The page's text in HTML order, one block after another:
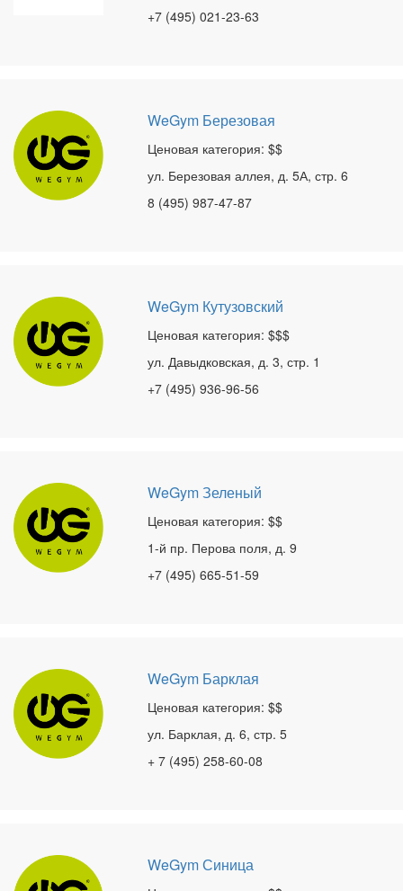
+7 (495) 021-23-63
WeGym Березовая
Ценовая категория: $$
ул. Березовая аллея, д. 5А, стр. 6
8 (495) 987-47-87
WeGym Кутузовский
Ценовая категория: $$$
ул. Давыдковская, д. 3, стр. 1
+7 (495) 936-96-56
WeGym Зеленый
Ценовая категория: $$
1-й пр. Перова поля, д. 9
+7 (495) 665-51-59
WeGym Барклая
Ценовая категория: $$
ул. Барклая, д. 6, стр. 5
+ 7 (495) 258-60-08
WeGym Синица